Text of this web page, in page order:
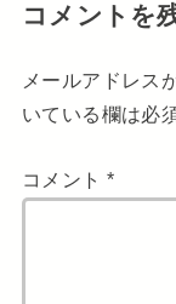
コメントを
メールアドレス
いている欄は必
コメント *